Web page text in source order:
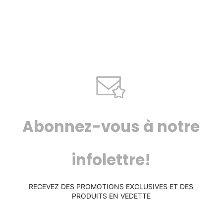
Abonnez-vous à notre
infolettre!
RECEVEZ DES PROMOTIONS EXCLUSIVES ET DES
PRODUITS EN VEDETTE